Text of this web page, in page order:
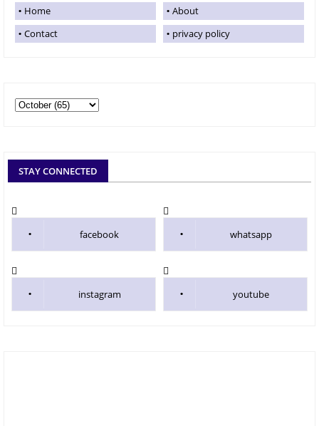
Home
About
Contact
privacy policy
STAY CONNECTED
facebook whatsapp
instagram youtube